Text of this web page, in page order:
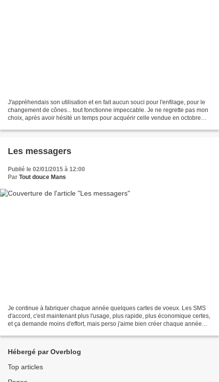
J'appréhendais son utilisation et en fait aucun souci pour l'enfilage, pour le
changement de cônes... tout fonctionne impeccable. Je ne regrette pas mon
choix, après avoir hésité un temps pour acquérir celle vendue en octobre
Les messagers
Publié le 02/01/2015 à 12:00
Par Tout douce Mans
Je continue à fabriquer chaque année quelques cartes de voeux. Les SMS
d'accord, c'est maintenant plus l'usage, plus rapide, plus économique certes,
et ça demande moins d'effort, mais perso j'aime bien créer chaque année
Hébergé par Overblog
Top articles